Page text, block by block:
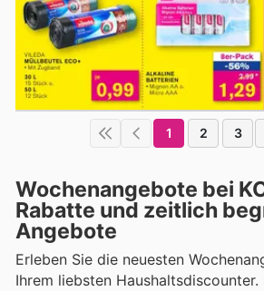
1 2 3
Wochenangebote bei
Rabatte und zeitlich
Angebote
Erleben Sie die neuesten
Ihrem liebsten Haushaltsdiscounter.